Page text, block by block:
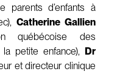
parents d’enfants à
Catherine Gallien
québécoise des
petite enfance), Dr
et directeur clinique